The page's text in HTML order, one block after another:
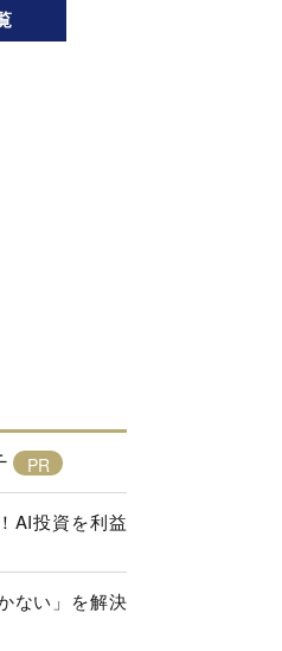
AI投資を利益
ない」を解決